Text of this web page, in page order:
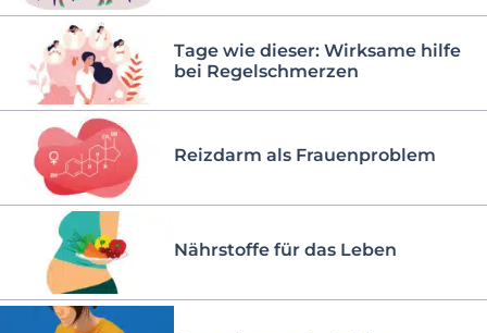
Tage wie dieser: Wirksame hilfe
bei Regelschmerzen
Reizdarm als Frauenproblem
Nährstoffe für das Leben